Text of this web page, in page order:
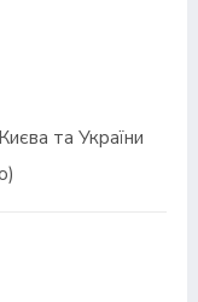
та України